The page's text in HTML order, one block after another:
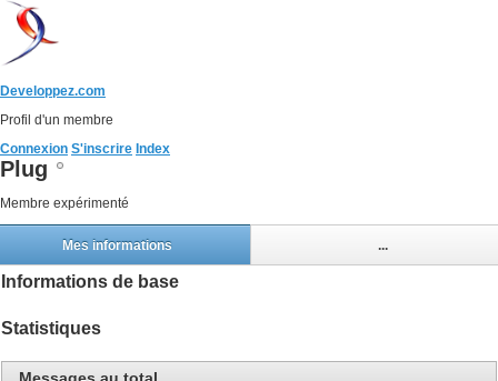
Developpez.com
Profil d'un membre
Connexion S'inscrire Index
Plug
Membre expérimenté
Mes informations ...
Informations de base
Statistiques
Messages au total